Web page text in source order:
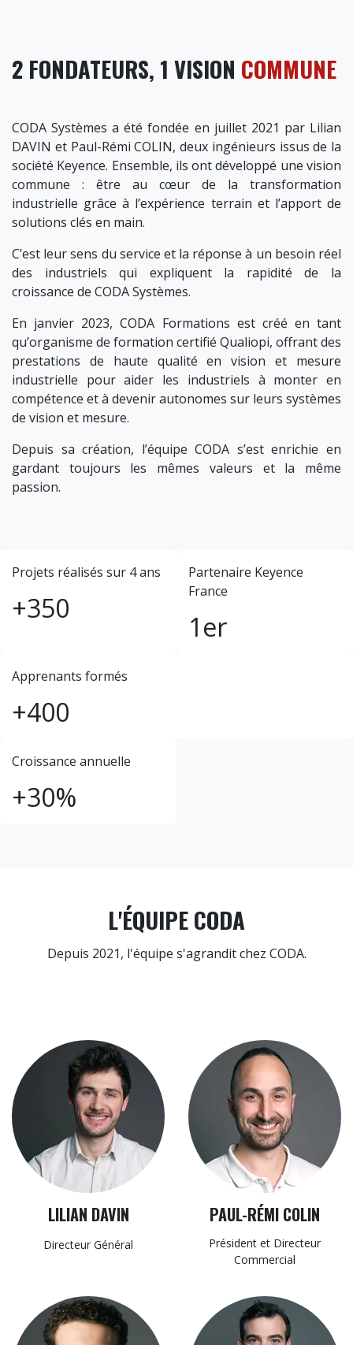
2 FONDATEURS, 1 VISION COMMUNE
CODA Systèmes a été fondée en juillet 2021 par Lilian
DAVIN et Paul-Rémi COLIN, deux ingénieurs issus de la
société Keyence. Ensemble, ils ont développé une vision
commune : être au cœur de la transformation
industrielle grâce à l’expérience terrain et l’apport de
solutions clés en main.
C’est leur sens du service et la réponse à un besoin réel
des industriels qui expliquent la rapidité de la
croissance de CODA Systèmes.
En janvier 2023, CODA Formations est créé en tant
qu’organisme de formation certifié Qualiopi, offrant des
prestations de haute qualité en vision et mesure
industrielle pour aider les industriels à monter en
compétence et à devenir autonomes sur leurs systèmes
de vision et mesure.
Depuis sa création, l’équipe CODA s’est enrichie en
gardant toujours les mêmes valeurs et la même
passion.
Projets réalisés sur 4 ans
+350
Partenaire Keyence
France
1er
Apprenants formés
+400
Croissance annuelle
+30%
L'ÉQUIPE CODA
Depuis 2021, l'équipe s'agrandit chez CODA.
LILIAN DAVIN
Directeur Général
PAUL-RÉMI COLIN
Président​ et Directeur
Commercial